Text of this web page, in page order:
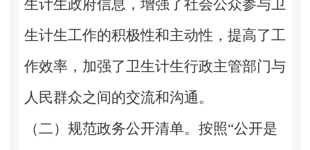
生计生政府信息，增强了社会公众参与卫
生计生工作的积极性和主动性，提高了工
作效率，加强了卫生计生行政主管部门与
人民群众之间的交流和沟通。
（二）规范政务公开清单。按照“公开是